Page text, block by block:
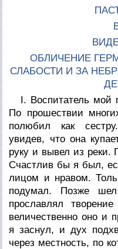
ОБЛИЧЕНИЕ
СЛАБОСТИ И ЗА
I. Воспитатель мой
По прошествии
полюбил как
увидев, что она
руку и вывел из реки.
Счастлив бы я был,
лицом и нравом.
подумал. Позже
прославлял
величественно оно и
я заснул, и дух
через местность, по